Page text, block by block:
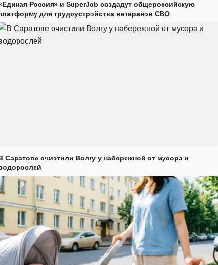
Россия» и SuperJob создадут общероссийскую
для трудоустройства ветеранов СВО
Саратове очистили Волгу у набережной от мусора и